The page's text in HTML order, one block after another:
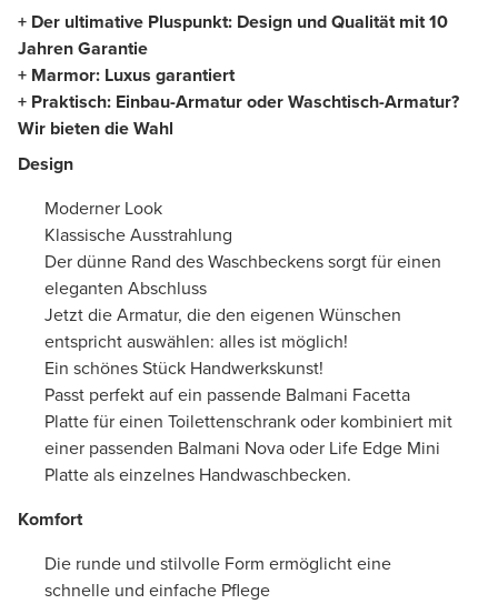
+ Der ultimative Pluspunkt: Design und Qualität mit 10
Jahren Garantie
+ Marmor: Luxus garantiert
+ Praktisch: Einbau-Armatur oder Waschtisch-Armatur?
Wir bieten die Wahl
Design
Moderner Look
Klassische Ausstrahlung
Der dünne Rand des Waschbeckens sorgt für einen
eleganten Abschluss
Jetzt die Armatur, die den eigenen Wünschen
entspricht auswählen: alles ist möglich!
Ein schönes Stück Handwerkskunst!
Passt perfekt auf ein passende Balmani Facetta
Platte für einen Toilettenschrank oder kombiniert mit
einer passenden Balmani Nova oder Life Edge Mini
Platte als einzelnes Handwaschbecken.
Komfort
Die runde und stilvolle Form ermöglicht eine
schnelle und einfache Pflege